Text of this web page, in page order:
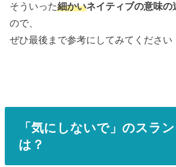
そういった細かいネイティブの意味の
ので、
ぜひ最後まで参考にしてみてください
「気にしないで」のスラ
は？